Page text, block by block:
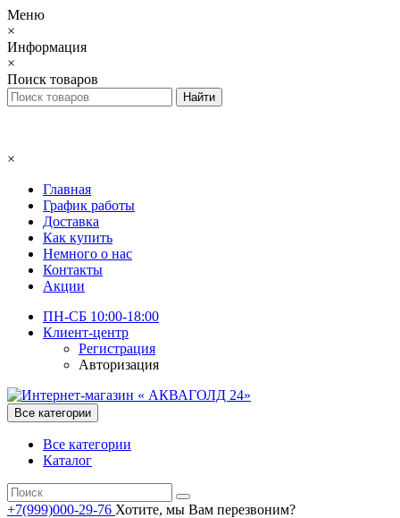
Меню
×
Информация
×
Поиск товаров
×
Главная
График работы
Доставка
Как купить
Немного о нас
Контакты
Акции
ПН-СБ 10:00-18:00
Клиент-центр
Регистрация
Авторизация
Все категории
Все категории
Каталог
+7(999)000-29-76 Хотите, мы Вам перезвоним?